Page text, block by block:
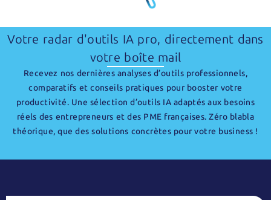
Votre radar d'outils IA pro, directement dans
votre boîte mail
Recevez nos dernières analyses d’outils professionnels,
comparatifs et conseils pratiques pour booster votre
productivité. Une sélection d’outils IA adaptés aux besoins
réels des entrepreneurs et des PME françaises. Zéro blabla
théorique, que des solutions concrètes pour votre business !